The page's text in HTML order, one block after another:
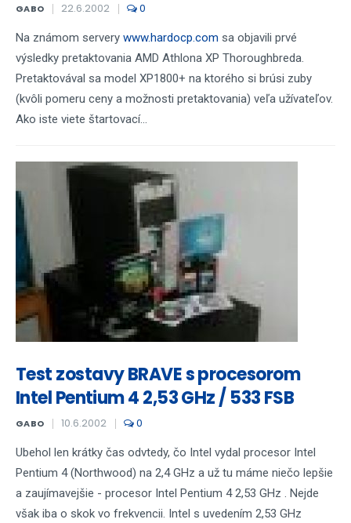
GABO 22.6.2002 0
Na známom servery www.hardocp.com sa objavili prvé
výsledky pretaktovania AMD Athlona XP Thoroughbreda.
Pretaktovával sa model XP1800+ na ktorého si brúsi zuby
(kvôli pomeru ceny a možnosti pretaktovania) veľa užívateľov.
Ako iste viete štartovací...
Test zostavy BRAVE s procesorom
Intel Pentium 4 2,53 GHz / 533 FSB
GABO 10.6.2002 0
Ubehol len krátky čas odvtedy, čo Intel vydal procesor Intel
Pentium 4 (Northwood) na 2,4 GHz a už tu máme niečo lepšie
a zaujímavejšie - procesor Intel Pentium 4 2,53 GHz . Nejde
však iba o skok vo frekvencii. Intel s uvedením 2,53 GHz